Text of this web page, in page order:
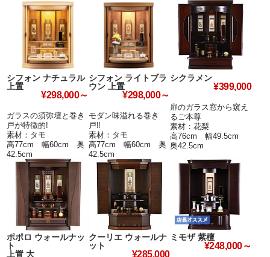
シフォン ナチュラル
上置
¥298,000～
ガラスの須弥壇と巻き
戸が特徴的!
素材：タモ
高77cm 幅60cm 奥
42.5cm
シフォン ライトブラ
ウン 上置
¥298,000～
モダン味溢れる巻き
戸‼
素材：タモ
高77cm 幅60cm 奥
42.5cm
シクラメン
¥399,000
扉のガラス窓から窺え
るご本尊
素材：花梨
高76cm 幅49.5cm
奥42.5cm
ポポロ ウォールナッ
ト
上置 大
クーリエ ウォールナ
ット
¥285,000
ミモザ 紫檀
¥248,000～